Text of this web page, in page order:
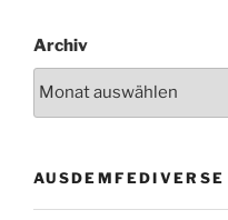
Archiv
AUSDEMFEDIVERSE